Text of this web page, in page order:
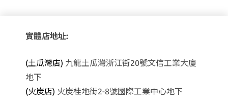
實體店地址:
(土瓜灣店) 九龍土瓜灣浙江街20號文信工業大廈
地下
(火炭店) 火炭桂地街2-8號國際工業中心地下